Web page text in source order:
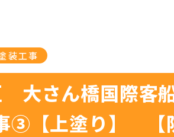
装工事
大さん橋国際客
③【上塗り】 【